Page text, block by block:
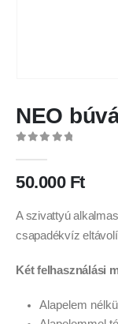
NEO
50.000 Ft
A szivattyú
csapadékvíz
Két felhasználási
Alapelem